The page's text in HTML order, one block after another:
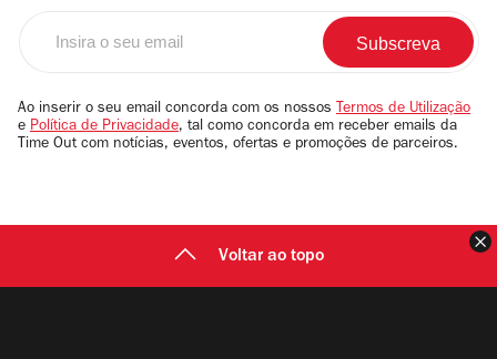
email
Ao inserir o seu email concorda com os nossos Termos de Utilização
e Política de Privacidade, tal como concorda em receber emails da
Time Out com notícias, eventos, ofertas e promoções de parceiros.
Voltar ao topo